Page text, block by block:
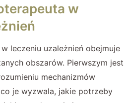
w
leczeniu uzależnień obejmuje
obszarów. Pierwszym jest
mechanizmów
co je wyzwala, jakie potrzeby